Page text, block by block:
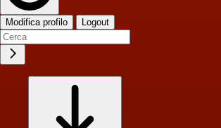
Modifica profilo Logout